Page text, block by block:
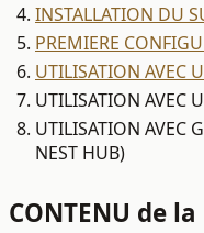
INSTALLATION DU
PREMIERE
UTILISATION AVEC
UTILISATION AVEC
UTILISATION AVEC
NEST HUB)
CONTENU de